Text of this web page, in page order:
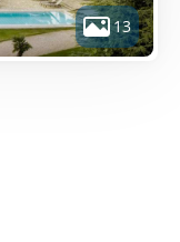
13